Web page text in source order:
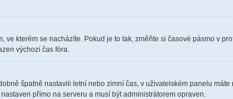
kterém se nacházíte. Pokud je to tak, změňte si časové pásmo v
výchozí čas fóra.
špatně nastavili letní nebo zimní čas, v uživatelském panelu máte
přímo na serveru a musí být administrátorem opraven.